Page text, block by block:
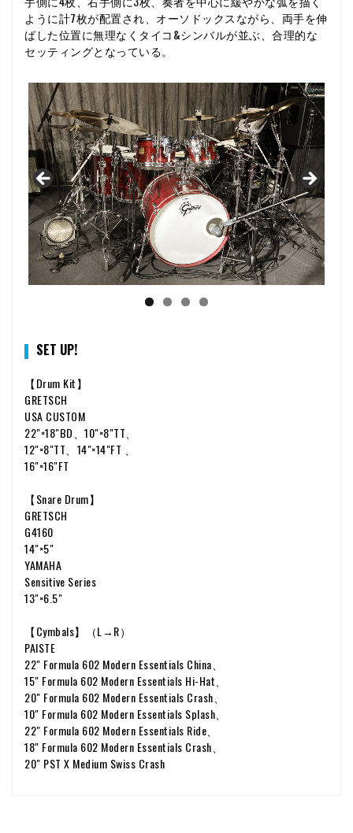
ように計7枚が配置され、オーソドックスながら、両手を伸
ばした位置に無理なくタイコ&シンバルが並ぶ、合理的な
セッティングとなっている。
SET UP!
【Drum Kit】
GRETSCH
USA CUSTOM
22"×18"BD、10"×8"TT、
12"×8"TT、14"×14"FT 、
16"×16"FT
【Snare Drum】
GRETSCH
G4160
14"×5"
YAMAHA
Sensitive Series
13"×6.5"
【Cymbals】（L→R）
PAISTE
22" Formula 602 Modern Essentials China、
15" Formula 602 Modern Essentials Hi-Hat、
20" Formula 602 Modern Essentials Crash、
10" Formula 602 Modern Essentials Splash、
22" Formula 602 Modern Essentials Ride、
18" Formula 602 Modern Essentials Crash、
20" PST X Medium Swiss Crash